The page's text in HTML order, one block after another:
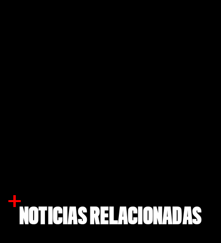
NOTICIAS RELACIONADAS